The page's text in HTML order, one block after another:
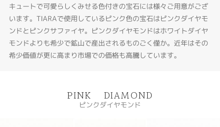
キュートで可愛らしくみせる色付きの宝石には様々ご用意がござ
います。TIARAで使用しているピンク色の宝石はピンクダイヤモ
ンドとピンクサファイヤ。ピンクダイヤモンドはホワイトダイヤ
モンドよりも希少で鉱山で産出されるものごく僅か。近年はその
希少価値が更に高まり市場での価格も高騰しています。
PINK DIAMOND
ピンクダイヤモンド